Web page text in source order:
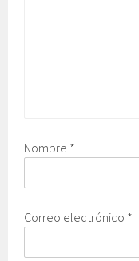
Nombre *
Correo electrónico *